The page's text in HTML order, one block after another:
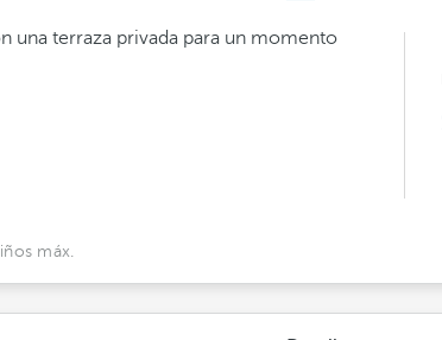
una terraza privada para un momento
máx.